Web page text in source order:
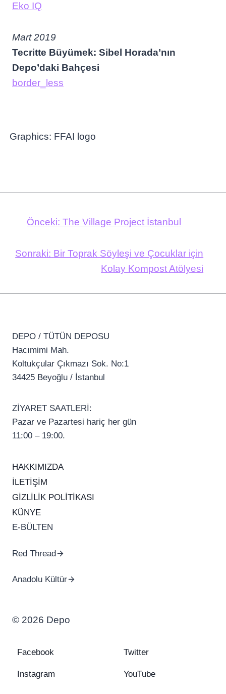
Eko IQ
Mart 2019
Tecritte Büyümek: Sibel Horada’nın
Depo’daki Bahçesi
border_less
Önceki: The Village Project İstanbul
Sonraki: Bir Toprak Söyleşi ve Çocuklar için
Kolay Kompost Atölyesi
DEPO / TÜTÜN DEPOSU
Hacımimi Mah.
Koltukçular Çıkmazı Sok. No:1
34425 Beyoğlu / İstanbul
ZİYARET SAATLERİ:
Pazar ve Pazartesi hariç her gün
11:00 – 19:00.
HAKKIMIZDA
İLETİŞİM
GİZLİLİK POLİTİKASI
KÜNYE
E-BÜLTEN
Red Thread
Anadolu Kültür
© 2026 Depo
Facebook Twitter
Instagram YouTube